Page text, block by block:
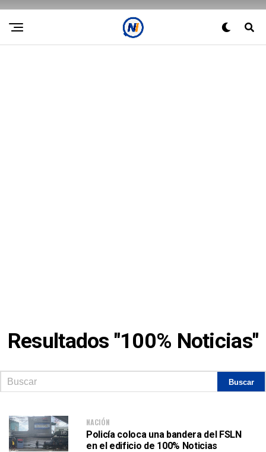
Resultados "100% Noticias"
NACIÓN
Policía coloca una bandera del FSLN
en el edificio de 100% Noticias